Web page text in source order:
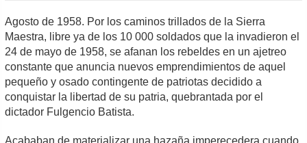
Agosto de 1958. Por los caminos trillados de la Sierra
Maestra, libre ya de los 10 000 soldados que la invadieron el
24 de mayo de 1958, se afanan los rebeldes en un ajetreo
constante que anuncia nuevos emprendimientos de aquel
pequeño y osado contingente de patriotas decidido a
conquistar la libertad de su patria, quebrantada por el
dictador Fulgencio Batista.
Acababan de materializar una hazaña imperecedera cuando